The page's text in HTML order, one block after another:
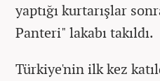
yaptığı kurtarışlar
Panteri" lakabı takıldı.
Türkiye'nin ilk kez